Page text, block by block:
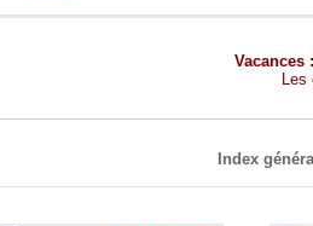
Vacances
Les
Index